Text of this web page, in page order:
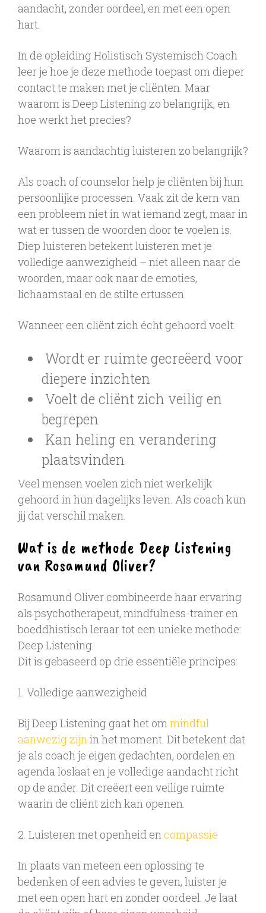
aandacht, zonder oordeel, en met een open
hart.
In de opleiding Holistisch Systemisch Coach
leer je hoe je deze methode toepast om dieper
contact te maken met je cliënten. Maar
waarom is Deep Listening zo belangrijk, en
hoe werkt het precies?
Waarom is aandachtig luisteren zo belangrijk?
Als coach of counselor help je cliënten bij hun
persoonlijke processen. Vaak zit de kern van
een probleem niet in wat iemand zegt, maar in
wat er tussen de woorden door te voelen is.
Diep luisteren betekent luisteren met je
volledige aanwezigheid – niet alleen naar de
woorden, maar ook naar de emoties,
lichaamstaal en de stilte ertussen.
Wanneer een cliënt zich écht gehoord voelt:
Wordt er ruimte gecreëerd voor
diepere inzichten
Voelt de cliënt zich veilig en
begrepen
Kan heling en verandering
plaatsvinden
Veel mensen voelen zich niet werkelijk
gehoord in hun dagelijks leven. Als coach kun
jij dat verschil maken.
Wat is de methode Deep Listening
van Rosamund Oliver?
Rosamund Oliver combineerde haar ervaring
als psychotherapeut, mindfulness-trainer en
boeddhistisch leraar tot een unieke methode:
Deep Listening.
Dit is gebaseerd op drie essentiële principes:
1. Volledige aanwezigheid
Bij Deep Listening gaat het ommindful
aanwezig zijnin het moment. Dit betekent dat
je als coach je eigen gedachten, oordelen en
agenda loslaat en je volledige aandacht richt
op de ander. Dit creëert een veilige ruimte
waarin de cliënt zich kan openen.
2. Luisteren met openheid encompassie
In plaats van meteen een oplossing te
bedenken of een advies te geven, luister je
met een open hart en zonder oordeel. Je laat